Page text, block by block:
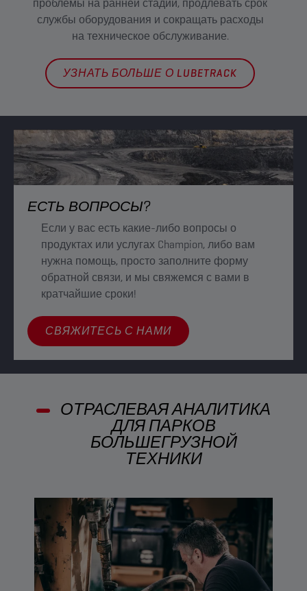
службы оборудования и сокращать расходы
на техническое обслуживание.
УЗНАТЬ БОЛЬШЕ О LUBETRACK
ЕСТЬ ВОПРОСЫ?
Если у вас есть какие-либо вопросы о
продуктах или услугах Champion, либо вам
нужна помощь, просто заполните форму
обратной связи, и мы свяжемся с вами в
кратчайшие сроки!
СВЯЖИТЕСЬ С НАМИ
ОТРАСЛЕВАЯ АНАЛИТИКА
ДЛЯ ПАРКОВ
БОЛЬШЕГРУЗНОЙ
ТЕХНИКИ